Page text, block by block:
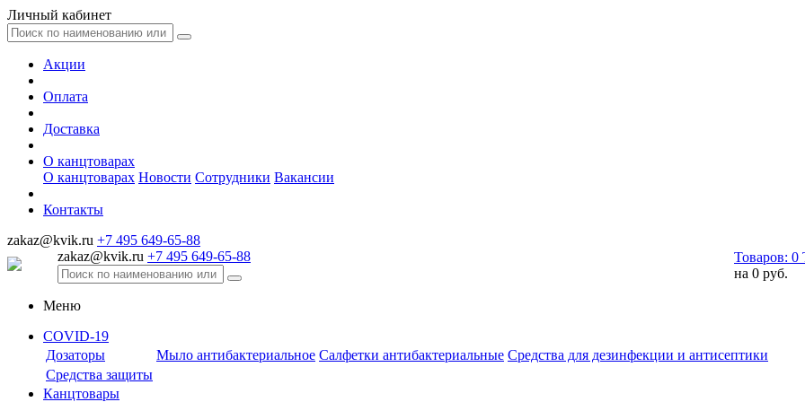
Личный кабинет
Акции
Оплата
Доставка
О канцтоварах
О канцтоварах Новости Сотрудники Вакансии
Контакты
zakaz@kvik.ru +7 495 649-65-88
zakaz@kvik.ru +7 495 649-65-88 Товаров: 0
на 0 руб.
Меню
COVID-19
Дозаторы
Мыло антибактериальное Салфетки антибактериальные Средства для дезинфекции и антисептики
Средства защиты
Канцтовары